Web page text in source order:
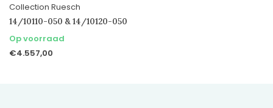
Collection Ruesch
14/10110-050 & 14/10120-050
Op voorraad
€4.557,00